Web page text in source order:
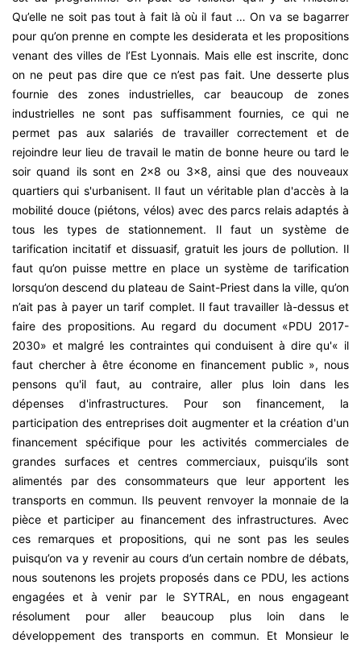
Qu’elle ne soit pas tout à fait là où il faut … On va se bagarrer
pour qu’on prenne en compte les desiderata et les propositions
venant des villes de l’Est Lyonnais. Mais elle est inscrite, donc
on ne peut pas dire que ce n’est pas fait. Une desserte plus
fournie des zones industrielles, car beaucoup de zones
industrielles ne sont pas suffisamment fournies, ce qui ne
permet pas aux salariés de travailler correctement et de
rejoindre leur lieu de travail le matin de bonne heure ou tard le
soir quand ils sont en 2x8 ou 3x8, ainsi que des nouveaux
quartiers qui s'urbanisent. Il faut un véritable plan d'accès à la
mobilité douce (piétons, vélos) avec des parcs relais adaptés à
tous les types de stationnement. Il faut un système de
tarification incitatif et dissuasif, gratuit les jours de pollution. Il
faut qu’on puisse mettre en place un système de tarification
lorsqu’on descend du plateau de Saint-Priest dans la ville, qu’on
n’ait pas à payer un tarif complet. Il faut travailler là-dessus et
faire des propositions. Au regard du document «PDU 2017-
2030» et malgré les contraintes qui conduisent à dire qu'« il
faut chercher à être économe en financement public », nous
pensons qu'il faut, au contraire, aller plus loin dans les
dépenses d'infrastructures. Pour son financement, la
participation des entreprises doit augmenter et la création d'un
financement spécifique pour les activités commerciales de
grandes surfaces et centres commerciaux, puisqu’ils sont
alimentés par des consommateurs que leur apportent les
transports en commun. Ils peuvent renvoyer la monnaie de la
pièce et participer au financement des infrastructures. Avec
ces remarques et propositions, qui ne sont pas les seules
puisqu’on va y revenir au cours d’un certain nombre de débats,
nous soutenons les projets proposés dans ce PDU, les actions
engagées et à venir par le SYTRAL, en nous engageant
résolument pour aller beaucoup plus loin dans le
développement des transports en commun. Et Monsieur le